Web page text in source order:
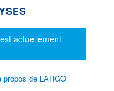
actuellement
de LARGO